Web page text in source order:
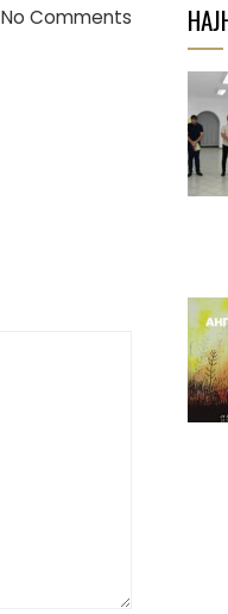
No Comments